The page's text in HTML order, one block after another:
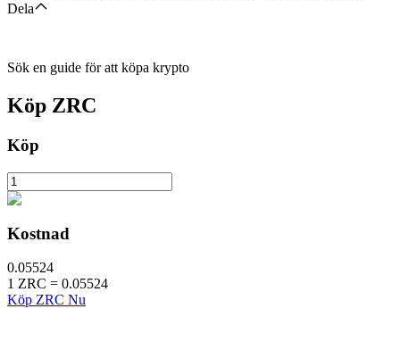
Dela
Sök en guide för att köpa krypto
Köp ZRC
Köp
Kostnad
0.05524
1 ZRC = 0.05524
Köp ZRC Nu